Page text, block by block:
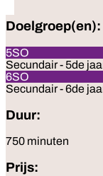
Doelgroep(en):
5SO
Secundair - 5de
6SO
Secundair - 6de
Duur:
750 minuten
Prijs: